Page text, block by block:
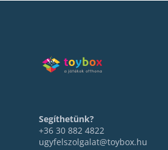
Segíthetünk?
+36 30 882 4822
ugyfelszolgalat@toybox.hu